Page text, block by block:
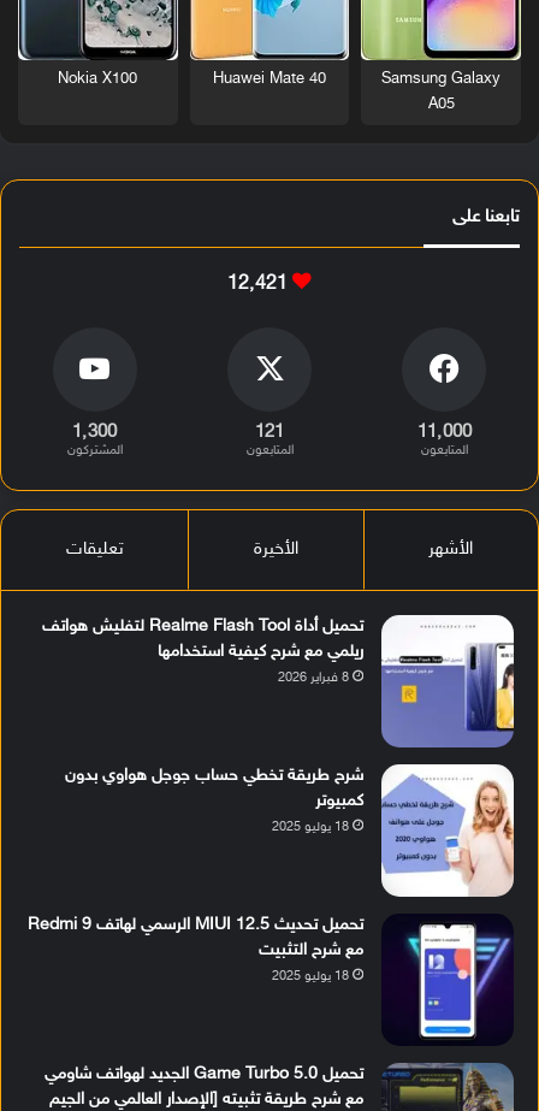
Samsung Galaxy
A05
Huawei Mate 40
Nokia X100
تابعنا على
12٬421
11٬000
المتابعون
121
المتابعون
1٬300
المشتركون
الأشهر الأخيرة تعليقات
تحميل أداة Realme Flash Tool لتفليش هواتف
ريلمي مع شرح كيفية استخدامها
8 فبراير 2026
شرح طريقة تخطي حساب جوجل هواوي بدون
كمبيوتر
18 يوليو 2025
تحميل تحديث MIUI 12.5 الرسمي لهاتف Redmi 9
مع شرح التثبيت
18 يوليو 2025
تحميل Game Turbo 5.0 الجديد لهواتف شاومي
مع شرح طريقة تثبيته [الإصدار العالمي من الجيم